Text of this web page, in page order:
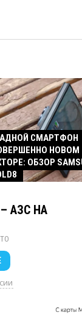
СМАРТФОН
ОБЗОР
АЗС НА